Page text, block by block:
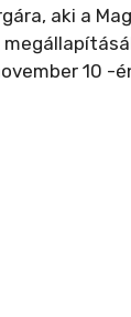
aki a
10 -